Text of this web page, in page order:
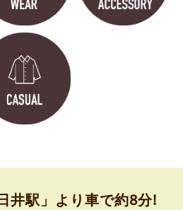
井駅」より車で約8分!